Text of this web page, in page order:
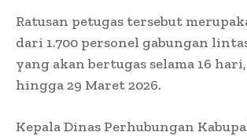
Ratusan petugas tersebut
dari 1.700 personel gabungan
yang akan bertugas selama 16
hingga 29 Maret 2026.
Kepala Dinas Perhubungan